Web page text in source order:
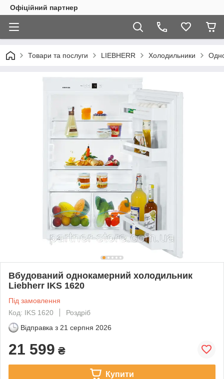
Офіційний партнер
Товари та послуги LIEBHERR Холодильники
Вбудований однокамерний холодильник
Liebherr IKS 1620
Під замовлення
Код: IKS 1620
Роздріб
Відправка з 21 серпня 2026
21 599 ₴
Купити